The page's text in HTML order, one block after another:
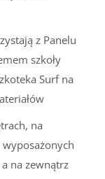
z Panelu
szkoły
Surf na
na
wyposażonych
na zewnątrz